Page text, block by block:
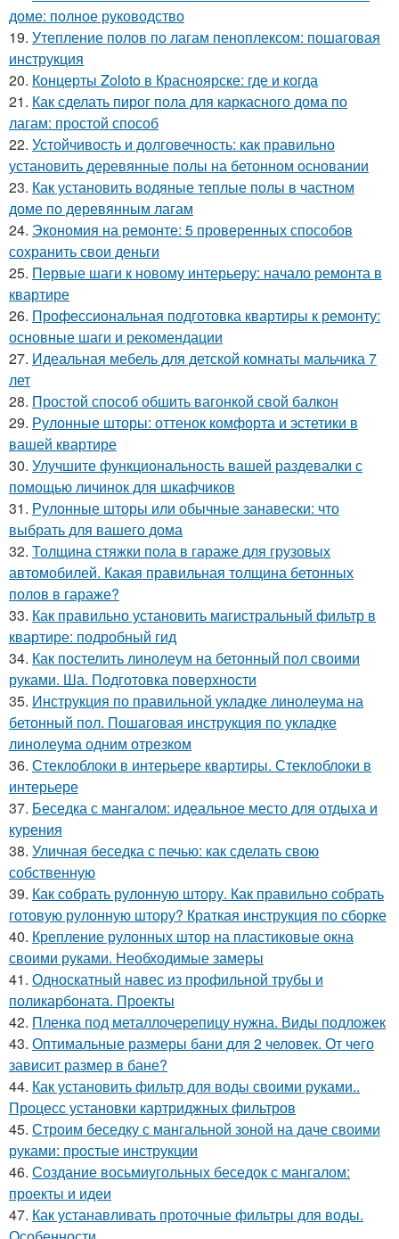
доме: полное руководство
19. Утепление полов по лагам пеноплексом: пошаговая
инструкция
20. Концерты Zoloto в Красноярске: где и когда
21. Как сделать пирог пола для каркасного дома по
лагам: простой способ
22. Устойчивость и долговечность: как правильно
установить деревянные полы на бетонном основании
23. Как установить водяные теплые полы в частном
доме по деревянным лагам
24. Экономия на ремонте: 5 проверенных способов
сохранить свои деньги
25. Первые шаги к новому интерьеру: начало ремонта в
квартире
26. Профессиональная подготовка квартиры к ремонту:
основные шаги и рекомендации
27. Идеальная мебель для детской комнаты мальчика 7
лет
28. Простой способ обшить вагонкой свой балкон
29. Рулонные шторы: оттенок комфорта и эстетики в
вашей квартире
30. Улучшите функциональность вашей раздевалки с
помощью личинок для шкафчиков
31. Рулонные шторы или обычные занавески: что
выбрать для вашего дома
32. Толщина стяжки пола в гараже для грузовых
автомобилей. Какая правильная толщина бетонных
полов в гараже?
33. Как правильно установить магистральный фильтр в
квартире: подробный гид
34. Как постелить линолеум на бетонный пол своими
руками. Ша. Подготовка поверхности
35. Инструкция по правильной укладке линолеума на
бетонный пол. Пошаговая инструкция по укладке
линолеума одним отрезком
36. Стеклоблоки в интерьере квартиры. Стеклоблоки в
интерьере
37. Беседка с мангалом: идеальное место для отдыха и
курения
38. Уличная беседка с печью: как сделать свою
собственную
39. Как собрать рулонную штору. Как правильно собрать
готовую рулонную штору? Краткая инструкция по сборке
40. Крепление рулонных штор на пластиковые окна
своими руками. Необходимые замеры
41. Односкатный навес из профильной трубы и
поликарбоната. Проекты
42. Пленка под металлочерепицу нужна. Виды подложек
43. Оптимальные размеры бани для 2 человек. От чего
зависит размер в бане?
44. Как установить фильтр для воды своими руками..
Процесс установки картриджных фильтров
45. Строим беседку с мангальной зоной на даче своими
руками: простые инструкции
46. Создание восьмиугольных беседок с мангалом:
проекты и идеи
47. Как устанавливать проточные фильтры для воды.